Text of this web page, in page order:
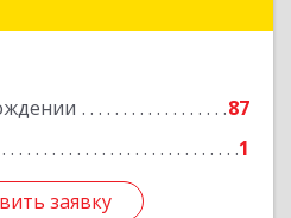
87
1
заявку
заявку